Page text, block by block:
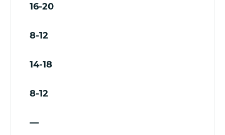
16-20
8-12
14-18
8-12
—